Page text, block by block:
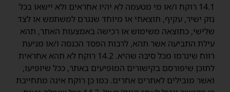
14.1 רוקח ו/או מי מטעמה לא יהיו אחראים ולא יישאו בכל
נזק ישיר, עקיף, תוצאתי או מיוחד שנגרם למשתמש או לצד
שלישי, כתוצאה משימוש או רכישה באמצעות האתר, תהא
עילת התביעה אשר תהא, לרבות הפסד הכנסה ו/או מניעת
רווח שיגרמו מכל סיבה שהיא. 14.2 רוקח לא תהא אחראית
לתוכן שיפורסם בקישורים המופיעים באתר, ככל שיופיעו,
ואשר מובילים לאתרים אחרים. כמו כן רוקח אינה מתחייבת